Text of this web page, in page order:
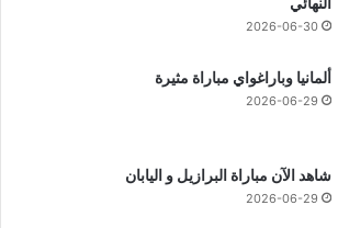
2026-06-30
ألمانيا وباراغواي مباراة مثيرة
2026-06-29
شاهد الآن مباراة البرازيل و اليابان
2026-06-29